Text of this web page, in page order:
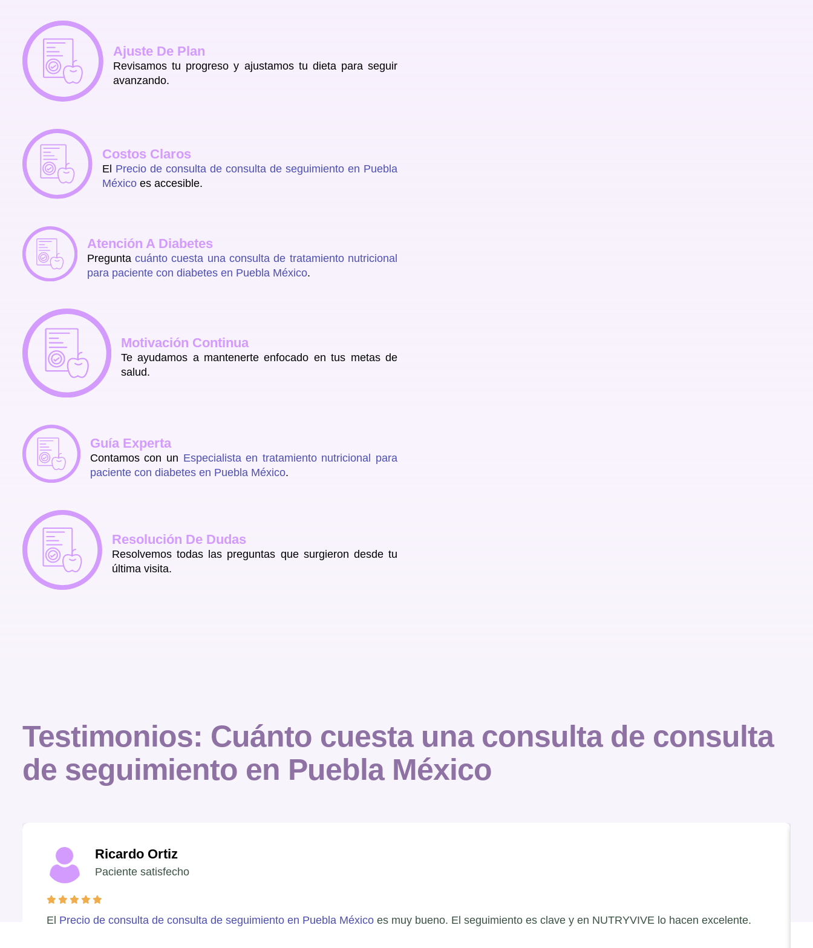
Ajuste De Plan
Revisamos tu progreso y ajustamos tu dieta para seguir
avanzando.
Costos Claros
El Precio de consulta de consulta de seguimiento en Puebla
México es accesible.
Atención A Diabetes
Pregunta cuánto cuesta una consulta de tratamiento nutricional
para paciente con diabetes en Puebla México.
Motivación Continua
Te ayudamos a mantenerte enfocado en tus metas de
salud.
Guía Experta
Contamos con un Especialista en tratamiento nutricional para
paciente con diabetes en Puebla México.
Resolución De Dudas
Resolvemos todas las preguntas que surgieron desde tu
última visita.
Testimonios: Cuánto cuesta una consulta de consulta
de seguimiento en Puebla México
Ricardo Ortiz
Paciente satisfecho
El Precio de consulta de consulta de seguimiento en Puebla México es muy bueno. El seguimiento es clave y en NUTRYVIVE lo hacen excelente.